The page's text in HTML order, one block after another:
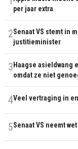
per jaar extra
2Senaat VS stemt in
justitieminister
3 Haagse asieldwang
omdat ze niet
4Veel vertraging in
5Senaat VS neemt